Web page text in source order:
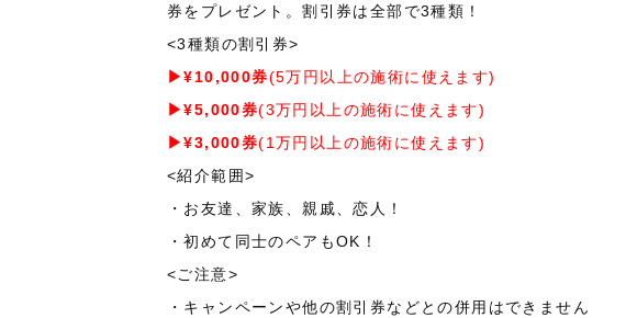
券をプレゼント。割引券は全部で3種類！
<3種類の割引券>
▶¥10,000券(5万円以上の施術に使えます)
▶¥5,000券(3万円以上の施術に使えます)
▶¥3,000券(1万円以上の施術に使えます)
<紹介範囲>
・お友達、家族、親戚、恋人！
・初めて同士のペアもOK！
<ご注意>
・キャンペーンや他の割引券などとの併用はできません